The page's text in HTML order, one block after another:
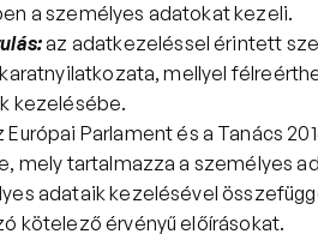
a személyes adatokat kezeli.
az adatkezeléssel érintett
mellyel
kezelésébe.
Európai Parlament és a Tanács
mely tartalmazza a személyes
adataik kezelésével
kötelező érvényű előírásokat.